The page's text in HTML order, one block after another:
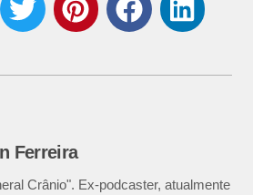
Ferreira
Crânio". Ex-podcaster, atualmente